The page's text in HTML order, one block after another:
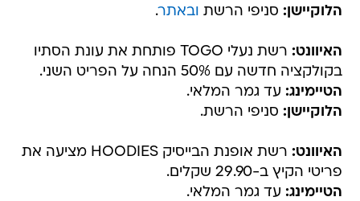
הלוקיישן: סניפי הרשת ובאתר.
האיוונט:
רשת נעלי TOGO פותחת את עונת הסתיו
בקולקציה חדשה עם 50% הנחה על הפריט השני.
הטיימינג: עד גמר המלאי.
הלוקיישן: סניפי הרשת.
האיוונט:
רשת אופנת הבייסיק HOODIES מציעה את
פריטי הקיץ ב-29.90 שקלים.
הטיימינג: עד גמר המלאי.